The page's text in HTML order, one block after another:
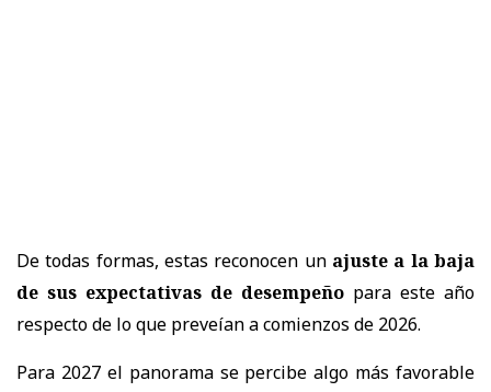
De todas formas, estas reconocen un ajuste a la baja
de sus expectativas de desempeño para este año
respecto de lo que preveían a comienzos de 2026.
Para 2027 el panorama se percibe algo más favorable